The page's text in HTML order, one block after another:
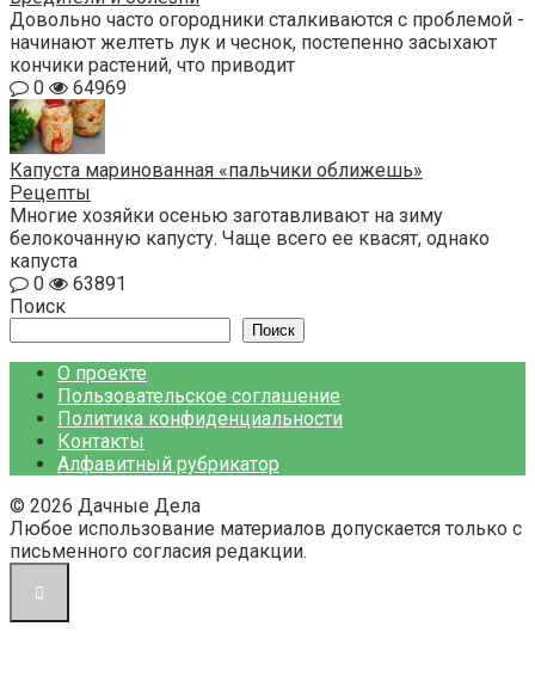
Довольно часто огородники сталкиваются с проблемой -
начинают желтеть лук и чеснок, постепенно засыхают
кончики растений, что приводит
0
64969
Капуста маринованная «пальчики оближешь»
Рецепты
Многие хозяйки осенью заготавливают на зиму
белокочанную капусту. Чаще всего ее квасят, однако
капуста
0
63891
Поиск
Поиск
О проекте
Пользовательское соглашение
Политика конфиденциальности
Контакты
Алфавитный рубрикатор
© 2026 Дачные Дела
Любое использование материалов допускается только с
письменного согласия редакции.